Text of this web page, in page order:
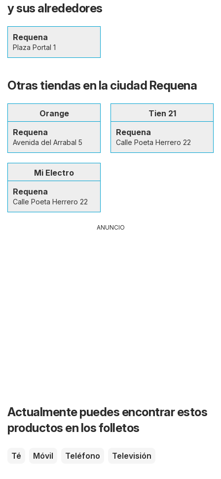
y sus alrededores
Requena
Plaza Portal 1
Otras tiendas en la ciudad Requena
Orange
Requena
Avenida del Arrabal 5
Tien 21
Requena
Calle Poeta Herrero 22
Mi Electro
Requena
Calle Poeta Herrero 22
ANUNCIO
Actualmente puedes encontrar estos
productos en los folletos
Té Móvil Teléfono Televisión